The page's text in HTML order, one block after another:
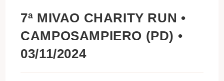
7ª MIVAO CHARITY RUN •
CAMPOSAMPIERO (PD) •
03/11/2024